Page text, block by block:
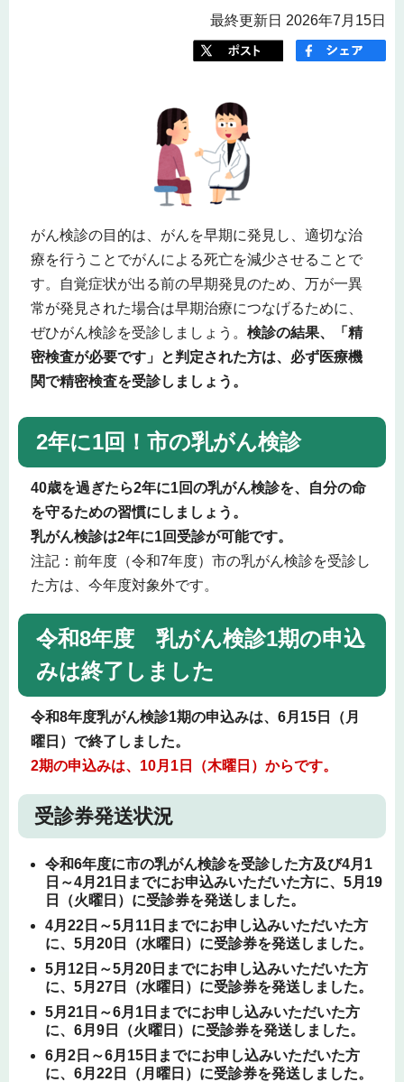
最終更新日 2026年7月15日
がん検診の目的は、がんを早期に発見し、適切な治
療を行うことでがんによる死亡を減少させることで
す。自覚症状が出る前の早期発見のため、万が一異
常が発見された場合は早期治療につなげるために、
ぜひがん検診を受診しましょう。 検診の結果、「精
密検査が必要です」と判定された方は、必ず医療機
関で精密検査を受診しましょう。
2年に1回！市の乳がん検診
40歳を過ぎたら2年に1回の乳がん検診を、自分の命
を守るための習慣にしましょう。
乳がん検診は2年に1回受診が可能です。
注記：前年度（令和7年度）市の乳がん検診を受診し
た方は、今年度対象外です。
令和8年度 乳がん検診1期の申込
みは終了しました
令和8年度乳がん検診1期の申込みは、6月15日（月
曜日）で終了しました。
2期の申込みは、10月1日（木曜日）からです。
受診券発送状況
令和6年度に市の乳がん検診を受診した方及び4月1
日～4月21日までにお申込みいただいた方に、5月19
日（火曜日）に受診券を発送しました。
4月22日～5月11日までにお申し込みいただいた方
に、5月20日（水曜日）に受診券を発送しました。
5月12日～5月20日までにお申し込みいただいた方
に、5月27日（水曜日）に受診券を発送しました。
5月21日～6月1日までにお申し込みいただいた方
に、6月9日（火曜日）に受診券を発送しました。
6月2日～6月15日までにお申し込みいただいた方
に、6月22日（月曜日）に受診券を発送しました。